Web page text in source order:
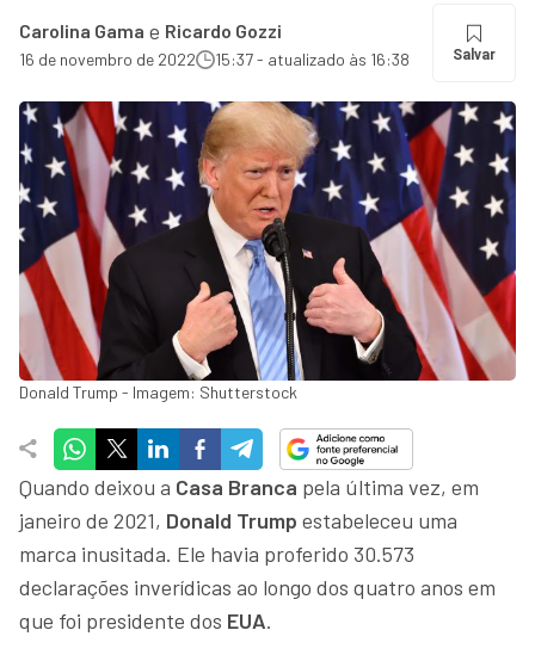
Carolina Gama e Ricardo Gozzi
16 de novembro de 2022 15:37 - atualizado às 16:38 Salvar
Donald Trump - Imagem: Shutterstock
Quando deixou a Casa Branca pela última vez, em
janeiro de 2021, Donald Trump estabeleceu uma
marca inusitada. Ele havia proferido 30.573
declarações inverídicas ao longo dos quatro anos em
que foi presidente dos EUA.